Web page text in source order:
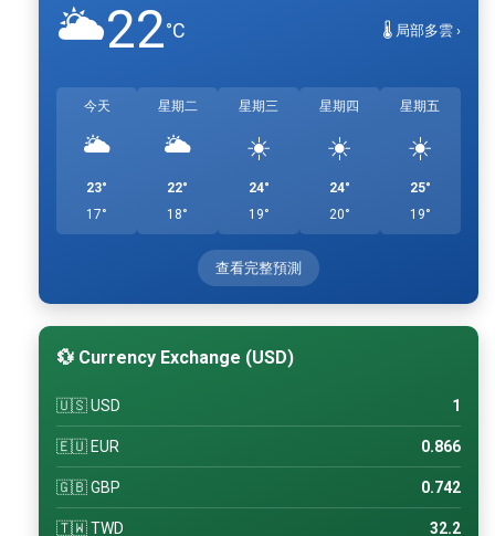
🌥️22°C 🌡️ 局部多雲 ›
今天
🌥️
23°
17°
星期二
🌥️
22°
18°
星期三
☀️
24°
19°
星期四
☀️
24°
20°
星期五
☀️
25°
19°
查看完整預測
💱 Currency Exchange (USD)
🇺🇸 USD 1
🇪🇺 EUR 0.866
🇬🇧 GBP 0.742
🇹🇼 TWD 32.2